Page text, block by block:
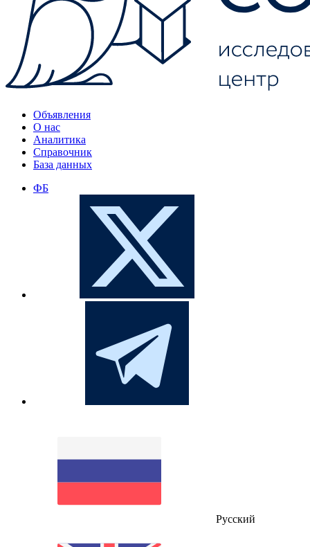
Объявления
О нас
Аналитика
Справочник
База данных
ФБ
Русский